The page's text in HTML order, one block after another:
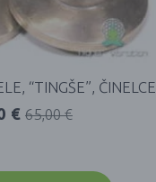
“TINGŠE”, ČINELCE
65,00€
€